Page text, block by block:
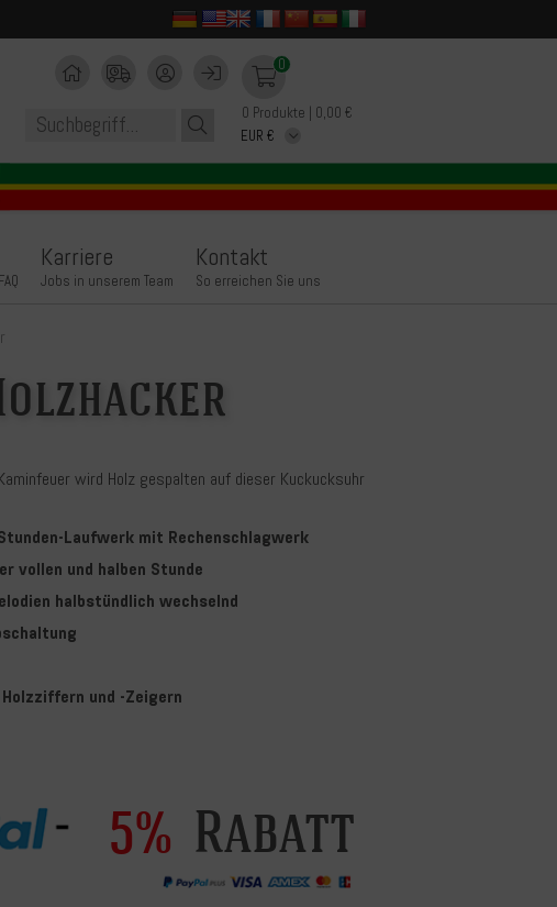
0
0 Produkte | 0,00 €
Karriere
Jobs in unserem Team
Kontakt
So erreichen Sie uns
wird Holz gespalten auf dieser Kuckucksuhr
Laufwerk mit Rechenschlagwerk
vollen und halben Stunde
halbstündlich wechselnd
und -Zeigern
5% Rabatt